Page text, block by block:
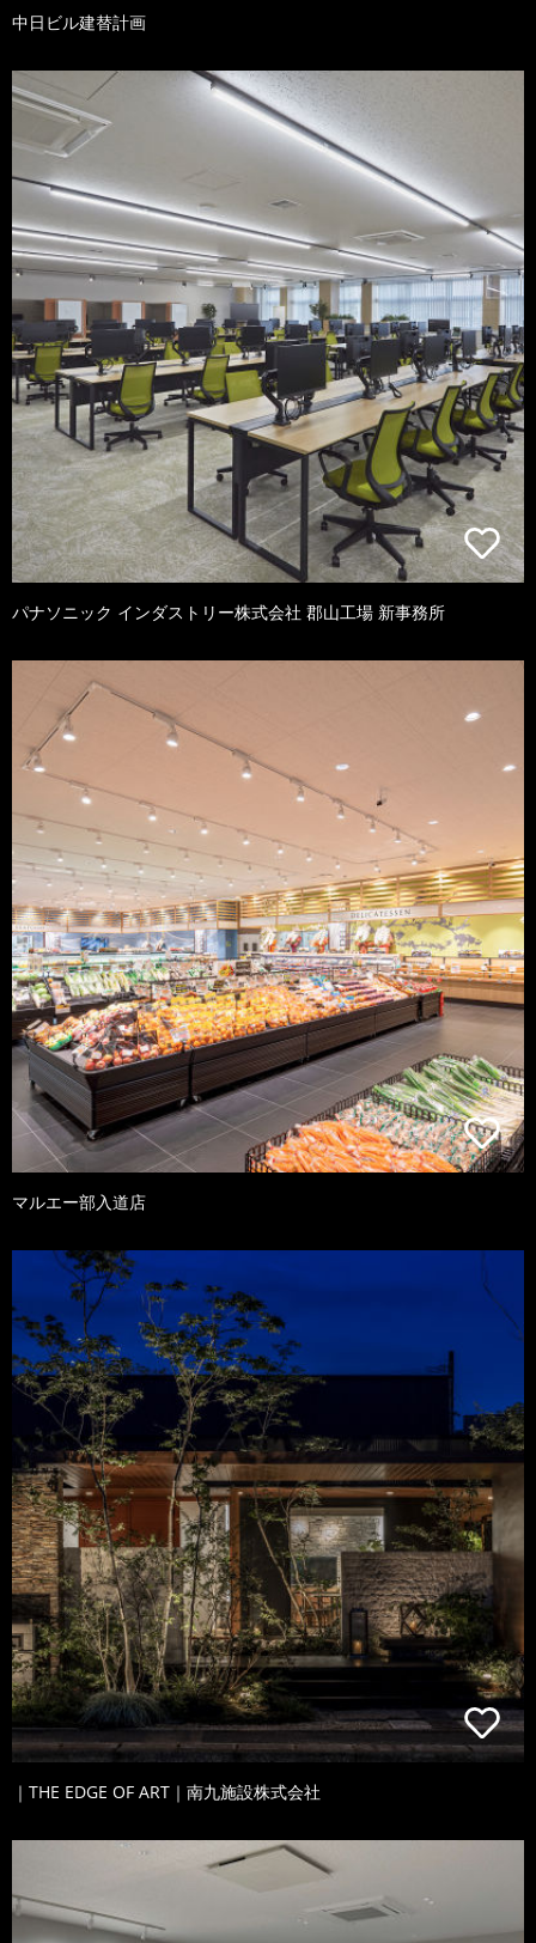
中日ビル建替計画
パナソニック インダストリー株式会社 郡山工場 新事務所
マルエー部入道店
｜THE EDGE OF ART｜南九施設株式会社